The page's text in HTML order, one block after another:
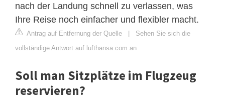
nach der Landung schnell zu verlassen, was
Ihre Reise noch einfacher und flexibler macht.
Antrag auf Entfernung der Quelle | Sehen Sie sich die
vollständige Antwort auf lufthansa.com an
Soll man Sitzplätze im Flugzeug
reservieren?